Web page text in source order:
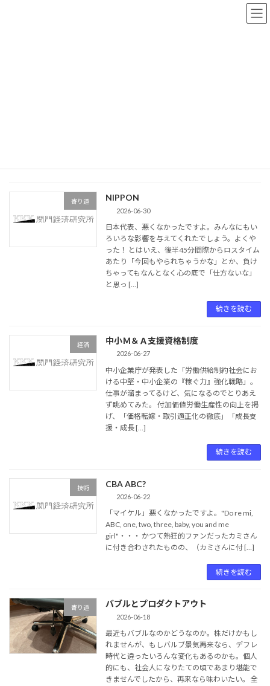
寄り道 NIPPON
2026-06-30
日本代表、悪くなかったですよ。みんなにもい
ろいろな影響を与えてくれたでしょう。よくや
った！ とはいえ、後半45分間際からロスタイム
あたり「今回もやられちゃうかな」とか、負け
ちゃってもなんとなく心の底で「仕方ないな」
と思っ […]
続きを読む
経済 中小Ｍ＆Ａ支援資格制度
2026-06-27
中小企業庁が発表した「労働供給制約社会にお
ける中堅・中小企業の『稼ぐ力』強化戦略」。
仕事が溜まってるけど、気になるのでとりあえ
ず眺めてみた。 付加価値労働生産性の向上を掲
げ、「価格転嫁・取引適正化の徹底」「成長支
援・成長 […]
続きを読む
技術 CBA ABC?
2026-06-22
「マイケル」悪くなかったですよ。"Do re mi,
ABC, one, two, three, baby, you and me
girl"・・・ かつて熱狂的ファンだったカミさん
に付き合わされたものの、（カミさんに付 […]
続きを読む
寄り道 バブルとプロダクトアウト
2026-06-18
最近もバブルなのかどうなのか。株だけかもし
れませんが、もしバルブ景気再来なら、デフレ
時代と違ったいろんな変化もあるのかも。個人
的にも、社会人になりたての頃であまり堪能で
きませんでしたから、再来なら味わいたい。 全